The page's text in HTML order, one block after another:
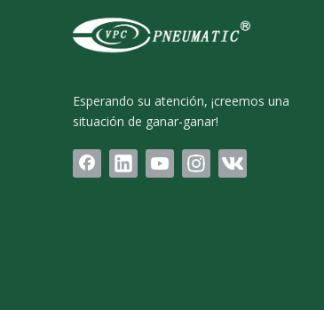
Esperando su atención, ¡creemos una
situación de ganar-ganar!